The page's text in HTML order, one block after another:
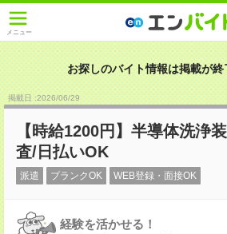
メニュー
お探しのバイト情報は掲載が終
掲載日 :2026/06/29
【時給1200円】半導体洗浄
査/日払いOK
派遣 ブランクOK WEB登録・面接OK
経験を活かせる！